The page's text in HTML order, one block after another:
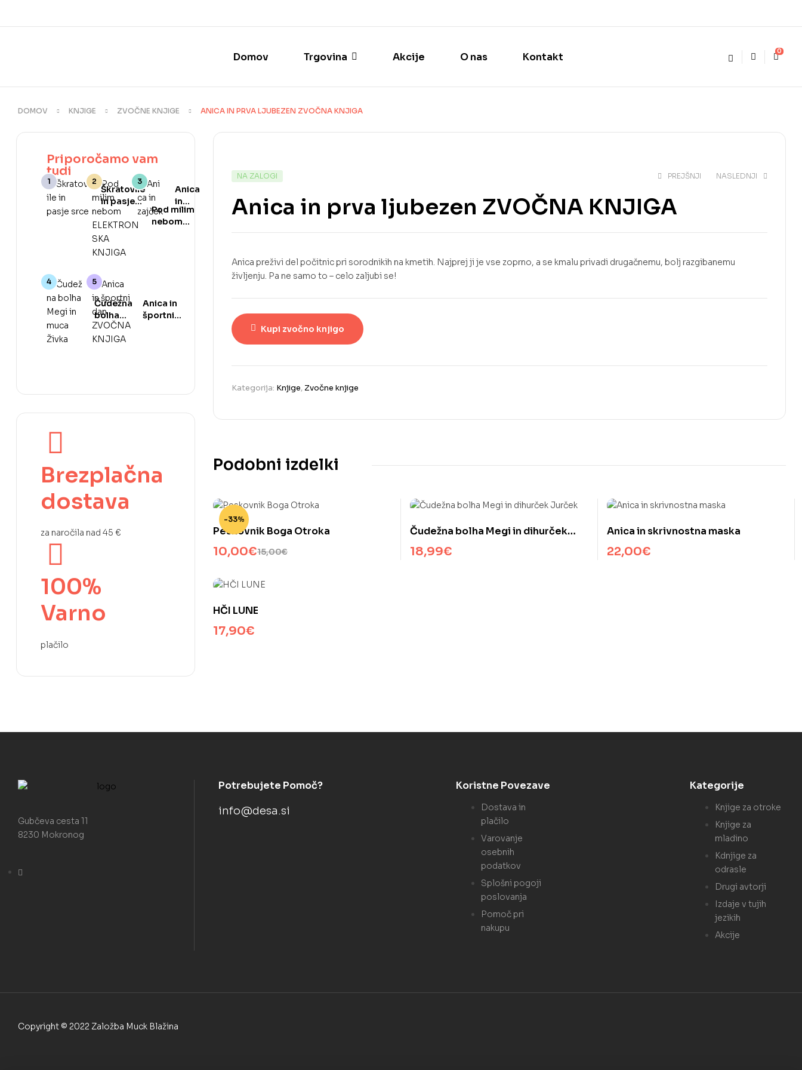
Domov Trgovina Akcije O nas Kontakt 0
DOMOV KNJIGE ZVOČNE KNJIGE ANICA IN PRVA LJUBEZEN ZVOČNA KNJIGA
NA ZALOGI PREJŠNJI NASLEDNJI
Anica in prva ljubezen ZVOČNA KNJIGA
Anica preživi del počitnic pri sorodnikih na kmetih. Najprej ji je vse zoprno, a se kmalu privadi drugačnemu, bolj razgibanemu
življenju. Pa ne samo to – celo zaljubi se!
Kupi zvočno knjigo
Kategorija: Knjige, Zvočne knjige
Podobni izdelki
-33%
Peskovnik Boga Otroka
15,00€
10,00€
Čudežna bolha Megi in dihurček
Jurček
18,99€
Anica in skrivnostna maska
22,00€
HČI LUNE
17,90€
Priporočamo vam
tudi
Škratovile
in pasje
srce
Pod milim
nebom
Anica
in
zajček
Čudežna
bolha
Megi in
muca
Anica in
športni
Brezplačna
dostava
za naročila nad 45 €
100%
Varno
plačilo
Gubčeva cesta 11
8230 Mokronog
Potrebujete Pomoč?
info@desa.si
Koristne Povezave
Dostava in
plačilo
Varovanje
osebnih
podatkov
Splošni pogoji
poslovanja
Pomoč pri
nakupu
Kategorije
Knjige za otroke
Knjige za
mladino
Kdnjige za
odrasle
Drugi avtorji
Izdaje v tujih
jezikih
Akcije
Copyright © 2022 Založba Muck Blažina